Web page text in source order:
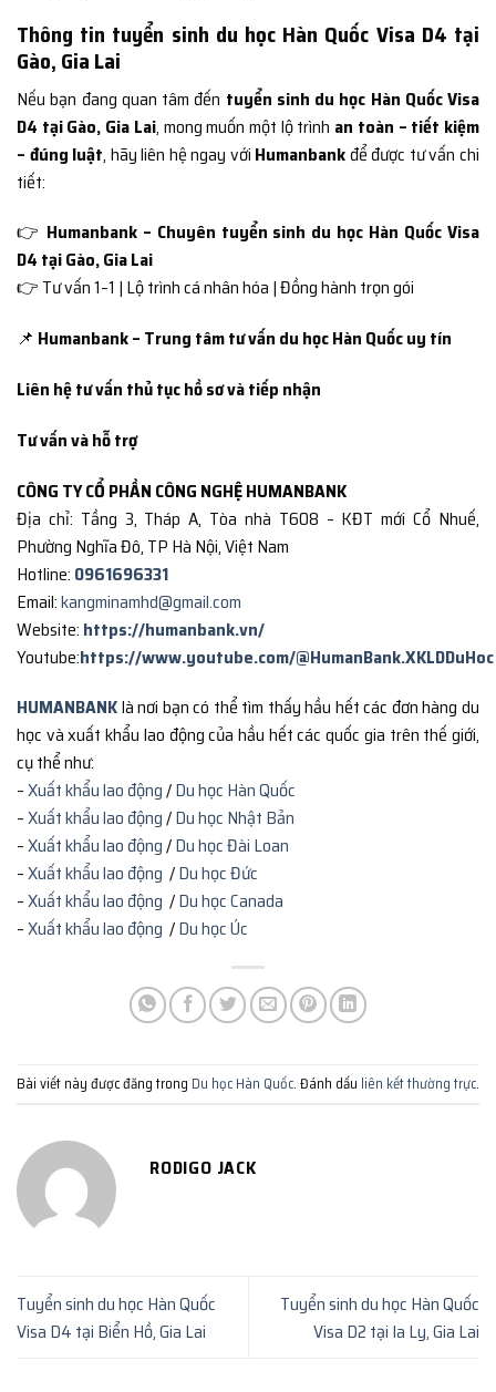
Thông tin tuyển sinh du học Hàn Quốc Visa D4 tại
Gào, Gia Lai
Nếu bạn đang quan tâm đến tuyển sinh du học Hàn Quốc Visa
D4 tại Gào, Gia Lai, mong muốn một lộ trình an toàn – tiết kiệm
– đúng luật, hãy liên hệ ngay với Humanbankđể được tư vấn chi
tiết:
👉 Humanbank – Chuyên tuyển sinh du học Hàn Quốc Visa
D4 tại Gào, Gia Lai
👉 Tư vấn 1–1 | Lộ trình cá nhân hóa | Đồng hành trọn gói
📌 Humanbank – Trung tâm tư vấn du học Hàn Quốc uy tín
Liên hệ tư vấn thủ tục hồ sơ và tiếp nhận
Tư vấn và hỗ trợ
CÔNG TY CỔ PHẦN CÔNG NGHỆ HUMANBANK
Địa chỉ: Tầng 3, Tháp A, Tòa nhà T608 – KĐT mới Cổ Nhuế,
Phường Nghĩa Đô, TP Hà Nội, Việt Nam
Hotline: 0961696331
Email:kangminamhd@gmail.com
Website: https://humanbank.vn/
Youtube:https://www.youtube.com/@HumanBank.XKLDDuHoc
HUMANBANKlà nơi bạn có thể tìm thấy hầu hết các đơn hàng du
học và xuất khẩu lao động của hầu hết các quốc gia trên thế giới,
cụ thể như:
–Xuất khẩu lao động/Du học Hàn Quốc
–Xuất khẩu lao động/Du học Nhật Bản
–Xuất khẩu lao động/Du học Đài Loan
–Xuất khẩu lao động /Du học Đức
–Xuất khẩu lao động /Du học Canada
–Xuất khẩu lao động /Du học Úc
Bài viết này được đăng trong Du học Hàn Quốc. Đánh dấu liên kết thường trực.
RODIGO JACK
Tuyển sinh du học Hàn Quốc
Visa D4 tại Biển Hồ, Gia Lai
Tuyển sinh du học Hàn Quốc
Visa D2 tại Ia Ly, Gia Lai